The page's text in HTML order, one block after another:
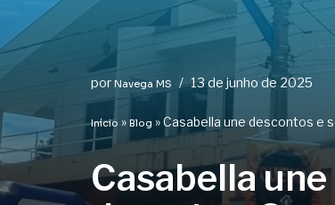
por Navega MS 13 de junho de 2025
Início » Blog »Casabella une descontos e
Casabella